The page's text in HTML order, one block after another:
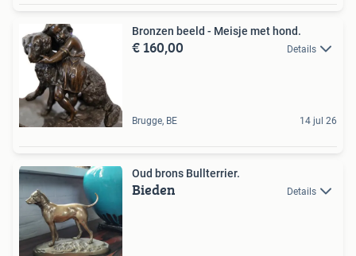
Bronzen beeld - Meisje met hond.
€ 160,00 Details
Brugge, BE 14 jul 26
Oud brons Bullterrier.
Bieden Details